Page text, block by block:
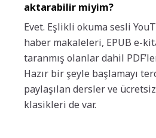
aktarabilir miyim?
Evet. Eşlikli okuma sesli
haber makaleleri, EPUB e-
taranmış olanlar dahil
Hazır bir şeyle başlamayı
paylaşılan dersler ve
klasikleri de var.